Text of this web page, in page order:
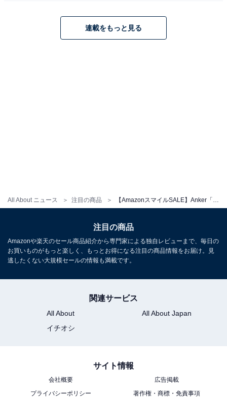
All About ニュース 注目の商品
連載をもっと見る
注目の商品
Amazonや楽天のセール商品紹介から専門家による独自レビューまで、毎日の
お買いものがもっと楽しく、もっとお得になる注目の商品情報をお届け。見
逃したくない大規模セールの情報も満載です。
関連サービス
All About
All About Japan
イチオシ
サイト情報
会社概要
広告掲載
プライバシーポリシー
著作権・商標・免責事項